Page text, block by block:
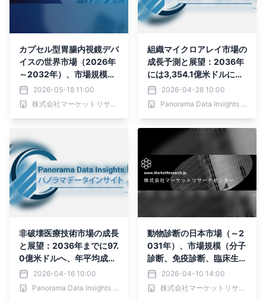
カプセル型胃腸内視鏡デバ
イスの世界市場（2026年
～2032年）、市場規模
（カプセル大腸内視鏡、カ
プセル胃内視鏡）・分析レ
ポートを発表
2026-05-18 11:00
株式会社マーケットリサーチセンター
組織マイクロアレイ市場の
成長予測と展望：2036年
には3,354.1億米ドルに達
する見込み、年平均成長率
10.54%
2026-04-28 10:00
Panorama Data Insights Ltd.
非破壊医療技術市場の成長
と展望：2036年までに97.
0億米ドルへ、年平均成長
率5.10％2026-04-16 10:00
Panorama Data Insights Ltd.
動物診断の日本市場（～2
031年）、市場規模（分子
診断、免疫診断、臨床生化
学）・分析レポートを発表
2026-04-10 14:00
株式会社マーケットリサーチセンター